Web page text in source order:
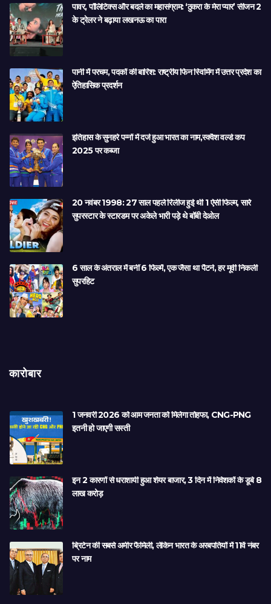
पावर, पॉलिटिक्स और बदले का महासंग्राम: ‘ठुकरा के मेरा प्यार’ सीजन 2
के ट्रेलर ने बढ़ाया लखनऊ का पारा
पानी में परचम, पदकों की बारिश: राष्ट्रीय फिन स्विमिंग में उत्तर प्रदेश का
ऐतिहासिक प्रदर्शन
इतिहास के सुनहरे पन्नों में दर्ज हुआ भारत का नाम,स्क्वैश वर्ल्ड कप
2025 पर कब्जा
20 नवंबर 1998: 27 साल पहले रिलीज हुई थी 1 ऐसी फिल्म, सारे
सुपरस्टार के स्टारडम पर अकेले भारी पड़े थे बॉबी देओल
6 साल के अंतराल में बनीं 6 फिल्में, एक जैसा था पैटर्न, हर मूवी निकली
सुपरहिट
कारोबार
1 जनवरी 2026 को आम जनता को मिलेगा तोहफा, CNG-PNG
इतनी हो जाएगी सस्ती
इन 2 कारणों से धराशायी हुआ शेयर बाजार, 3 दिन में निवेशकों के डूबे 8
लाख करोड़
ब्रिटेन की सबसे अमीर फैमिली, लेकिन भारत के अरबपतियों में 11वें नंबर
पर नाम